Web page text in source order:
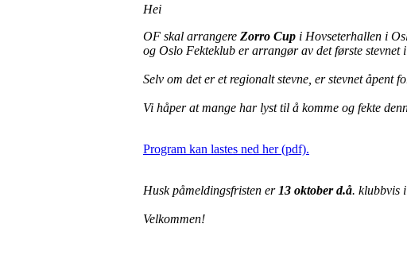
Hei
OF skal arrangere Zorro Cup i Hovseterhallen i
og Oslo Fekteklub er arrangør av det første stevnet
Selv om det er et regionalt stevne, er stevnet åpent
Vi håper at mange har lyst til å komme og fekte
Program kan lastes ned her (pdf).
Husk påmeldingsfristen er 13 oktober d.å. klubbvis
Velkommen!